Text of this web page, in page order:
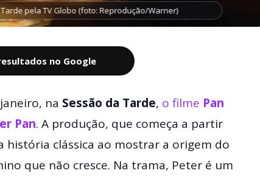
pela TV Globo (foto: Reprodução/Warner)
no Google
na Sessão da Tarde, o filme Pan
Pan. A produção, que começa a partir
história clássica ao mostrar a origem do
que não cresce. Na trama, Peter é um